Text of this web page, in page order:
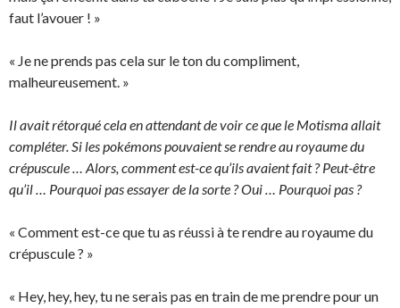
faut l’avouer ! »
« Je ne prends pas cela sur le ton du compliment,
malheureusement. »
Il avait rétorqué cela en attendant de voir ce que le Motisma allait
compléter. Si les pokémons pouvaient se rendre au royaume du
crépuscule … Alors, comment est-ce qu’ils avaient fait ? Peut-être
qu’il … Pourquoi pas essayer de la sorte ? Oui … Pourquoi pas ?
« Comment est-ce que tu as réussi à te rendre au royaume du
crépuscule ? »
« Hey, hey, hey, tu ne serais pas en train de me prendre pour un